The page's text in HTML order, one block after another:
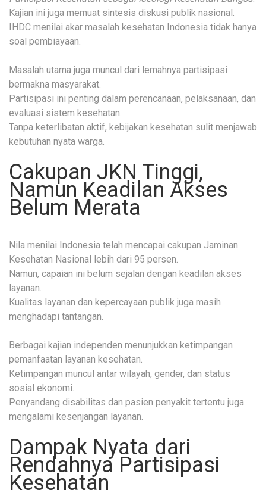
Kajian ini juga memuat sintesis diskusi publik nasional.
IHDC menilai akar masalah kesehatan Indonesia tidak hanya
soal pembiayaan.
Masalah utama juga muncul dari lemahnya partisipasi
bermakna masyarakat.
Partisipasi ini penting dalam perencanaan, pelaksanaan, dan
evaluasi sistem kesehatan.
Tanpa keterlibatan aktif, kebijakan kesehatan sulit menjawab
kebutuhan nyata warga.
Cakupan JKN Tinggi,
Namun Keadilan Akses
Belum Merata
Nila menilai Indonesia telah mencapai cakupan Jaminan
Kesehatan Nasional lebih dari 95 persen.
Namun, capaian ini belum sejalan dengan keadilan akses
layanan.
Kualitas layanan dan kepercayaan publik juga masih
menghadapi tantangan.
Berbagai kajian independen menunjukkan ketimpangan
pemanfaatan layanan kesehatan.
Ketimpangan muncul antar wilayah, gender, dan status
sosial ekonomi.
Penyandang disabilitas dan pasien penyakit tertentu juga
mengalami kesenjangan layanan.
Dampak Nyata dari
Rendahnya Partisipasi
Kesehatan